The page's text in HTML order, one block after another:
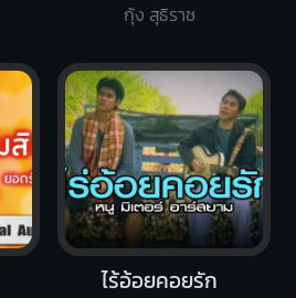
กุ้ง สุธิราช
ไร้อ้อยคอยรัก